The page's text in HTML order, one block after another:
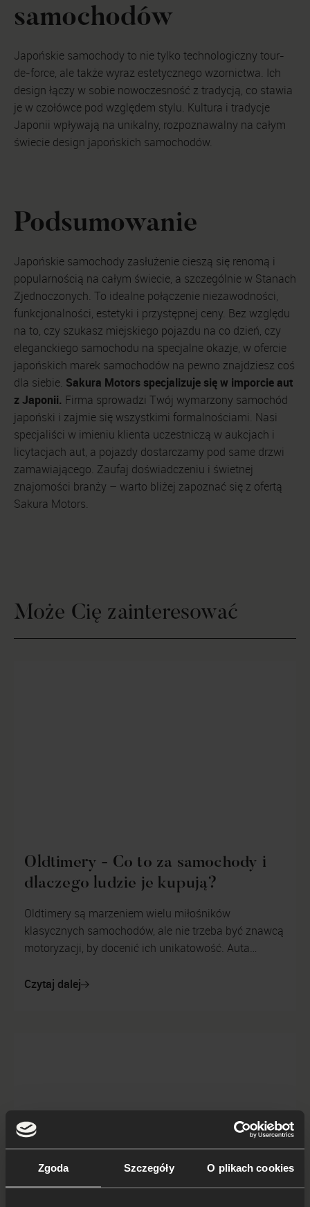
Zgoda Szczegóły O plikach cookies
samochodów
Japońskie samochody to nie tylko technologiczny tour-
de-force, ale także wyraz estetycznego wzornictwa. Ich
design łączy w sobie nowoczesność z tradycją, co stawia
je w czołówce pod względem stylu. Kultura i tradycje
Japonii wpływają na unikalny, rozpoznawalny na całym
świecie design japońskich samochodów.
Podsumowanie
Japońskie samochody zasłużenie cieszą się renomą i
popularnością na całym świecie, a szczególnie w Stanach
Zjednoczonych. To idealne połączenie niezawodności,
funkcjonalności, estetyki i przystępnej ceny. Bez względu
na to, czy szukasz miejskiego pojazdu na co dzień, czy
eleganckiego samochodu na specjalne okazje, w ofercie
japońskich marek samochodów na pewno znajdziesz coś
dla siebie. Sakura Motors specjalizuje się w imporcie aut
z Japonii. Firma sprowadzi Twój wymarzony samochód
japoński i zajmie się wszystkimi formalnościami. Nasi
specjaliści w imieniu klienta uczestniczą w aukcjach i
licytacjach aut, a pojazdy dostarczamy pod same drzwi
zamawiającego. Zaufaj doświadczeniu i świetnej
znajomości branży – warto bliżej zapoznać się z ofertą
Sakura Motors.
Może Cię zainteresować
Oldtimery - Co to za samochody i
dlaczego ludzie je kupują?
Oldtimery są marzeniem wielu miłośników
klasycznych samochodów, ale nie trzeba być znawcą
motoryzacji, by docenić ich unikatowość. Auta
Czytaj dalej